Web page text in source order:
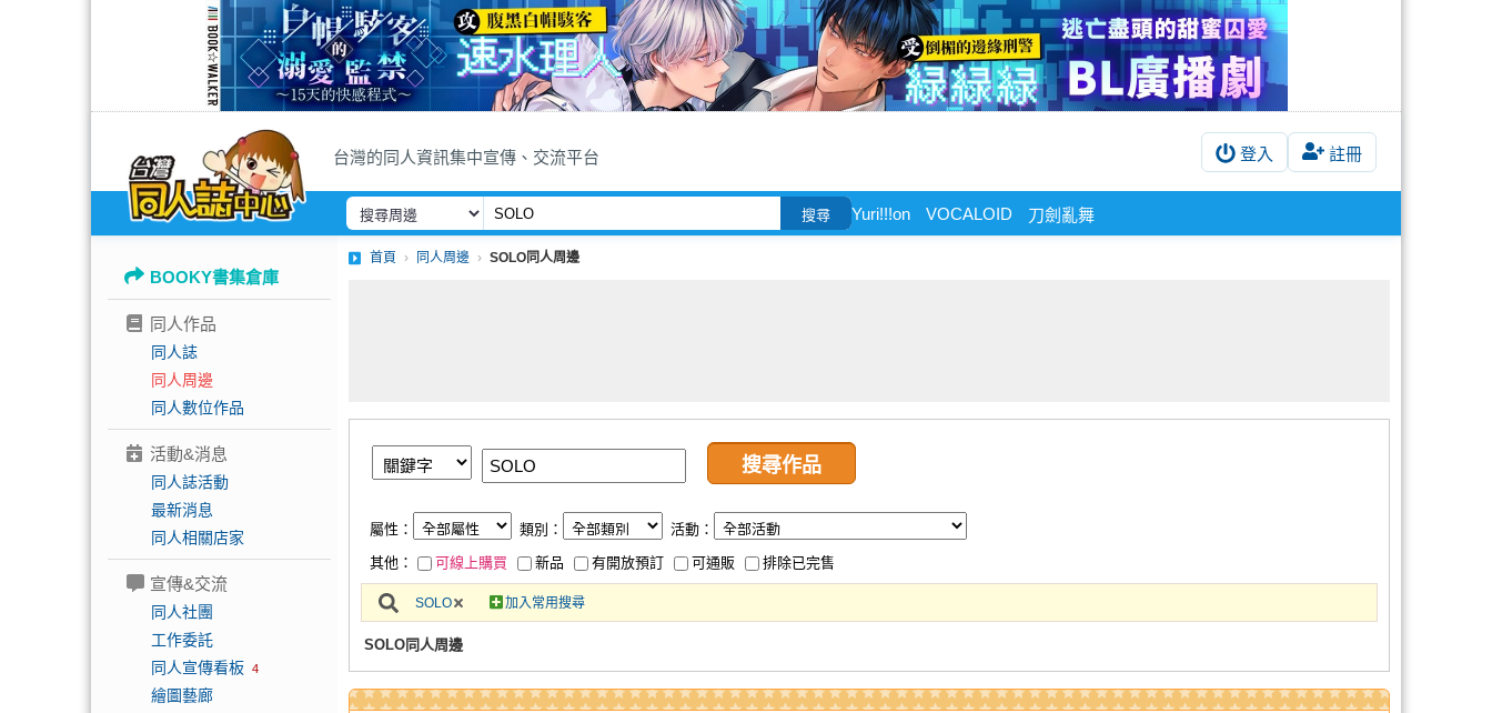
台灣的同人資訊集中宣傳、交流平台 登入 註冊
搜尋 Yuri!!!on VOCALOID 刀劍亂舞
BOOKY書集倉庫
同人作品
同人誌
同人周邊
同人數位作品
活動&消息
同人誌活動
最新消息
同人相關店家
宣傳&交流
同人社團
工作委託
同人宣傳看板 4
繪圖藝廊
首頁 同人周邊 SOLO同人周邊
屬性： 類別：
活動：
其他：
可線上購買 新品 有開放預訂 可通販 排除已完售
SOLO 加入常用搜尋
SOLO同人周邊